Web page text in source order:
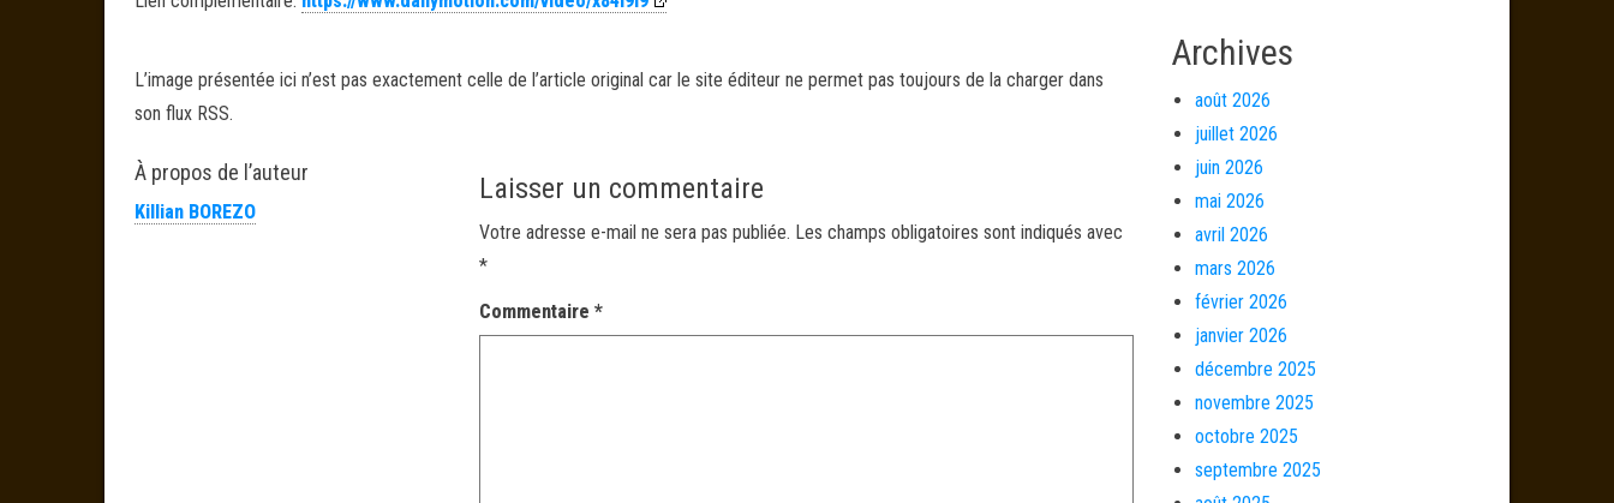
L’image présentée ici n’est pas exactement celle de l’article original car le site éditeur ne permet pas toujours de la charger dans
son flux RSS.
À propos de l’auteur
Killian BOREZO
Laisser un commentaire
Votre adresse e-mail ne sera pas publiée. Les champs obligatoires sont indiqués avec
*
Commentaire*
Archives
août 2026
juillet 2026
juin 2026
mai 2026
avril 2026
mars 2026
février 2026
janvier 2026
décembre 2025
novembre 2025
octobre 2025
septembre 2025